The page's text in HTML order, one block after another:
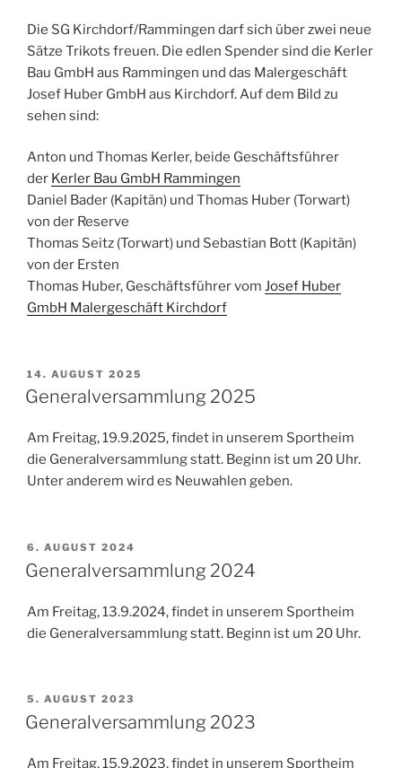
Die SG Kirchdorf/Rammingen darf sich über zwei neue
Sätze Trikots freuen. Die edlen Spender sind die Kerler
Bau GmbH aus Rammingen und das Malergeschäft
Josef Huber GmbH aus Kirchdorf. Auf dem Bild zu
sehen sind:
Anton und Thomas Kerler, beide Geschäftsführer
der Kerler Bau GmbH Rammingen
Daniel Bader (Kapitän) und Thomas Huber (Torwart)
von der Reserve
Thomas Seitz (Torwart) und Sebastian Bott (Kapitän)
von der Ersten
Thomas Huber, Geschäftsführer vom Josef Huber
GmbH Malergeschäft Kirchdorf
VERÖFFENTLICHT
AM
14. AUGUST 2025
Generalversammlung 2025
Am Freitag, 19.9.2025, findet in unserem Sportheim
die Generalversammlung statt. Beginn ist um 20 Uhr.
Unter anderem wird es Neuwahlen geben.
VERÖFFENTLICHT
AM
6. AUGUST 2024
Generalversammlung 2024
Am Freitag, 13.9.2024, findet in unserem Sportheim
die Generalversammlung statt. Beginn ist um 20 Uhr.
VERÖFFENTLICHT
AM
5. AUGUST 2023
Generalversammlung 2023
Am Freitag, 15.9.2023, findet in unserem Sportheim